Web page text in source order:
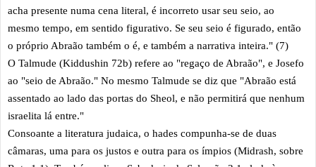
acha presente numa cena literal, é incorreto usar seu seio, ao
mesmo tempo, em sentido figurativo. Se seu seio é figurado, então
o próprio Abraão também o é, e também a narrativa inteira." (7)
O Talmude (Kiddushin 72b) refere ao "regaço de Abraão", e Josefo
ao "seio de Abraão." No mesmo Talmude se diz que "Abraão está
assentado ao lado das portas do Sheol, e não permitirá que nenhum
israelita lá entre."
Consoante a literatura judaica, o hades compunha-se de duas
câmaras, uma para os justos e outra para os ímpios (Midrash, sobre